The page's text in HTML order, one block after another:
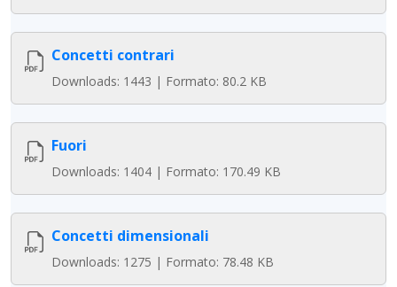
Concetti contrari
Downloads: 1443 | Formato: 80.2 KB
Fuori
Downloads: 1404 | Formato: 170.49 KB
Concetti dimensionali
Downloads: 1275 | Formato: 78.48 KB